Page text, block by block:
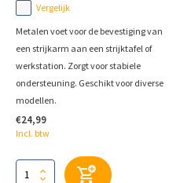
Vergelijk
Metalen voet voor de bevestiging van
een strijkarm aan een strijktafel of
werkstation. Zorgt voor stabiele
ondersteuning. Geschikt voor diverse
modellen.
€24,99
Incl. btw